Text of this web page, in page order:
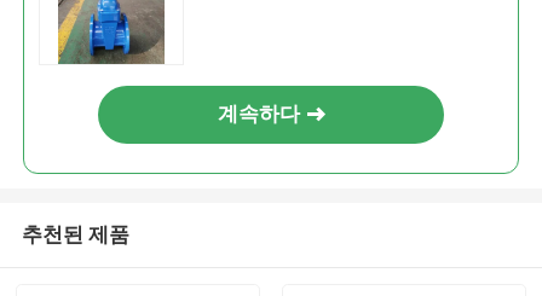
계속하다
추천된 제품